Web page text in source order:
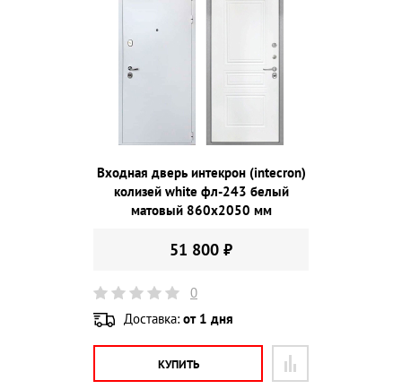
Входная дверь интекрон (intecron)
колизей white фл-243 белый
матовый 860х2050 мм
51 800 ₽
0
Доставка: от 1 дня
КУПИТЬ